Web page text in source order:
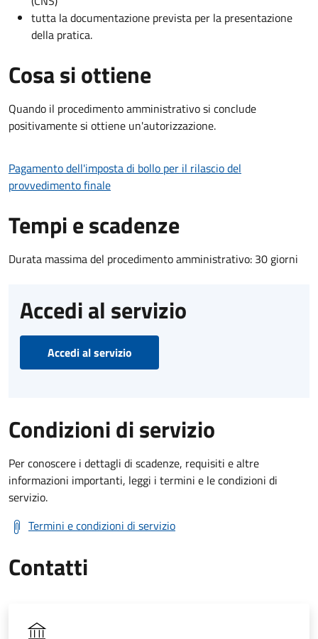
tutta la documentazione prevista per la presentazione
della pratica.
Cosa si ottiene
Quando il procedimento amministrativo si conclude
positivamente si ottiene un'autorizzazione.
Pagamento dell'imposta di bollo per il rilascio del
provvedimento finale
Tempi e scadenze
Durata massima del procedimento amministrativo: 30 giorni
Accedi al servizio
Accedi al servizio
Condizioni di servizio
Per conoscere i dettagli di scadenze, requisiti e altre
informazioni importanti, leggi i termini e le condizioni di
servizio.
Termini e condizioni di servizio
Contatti